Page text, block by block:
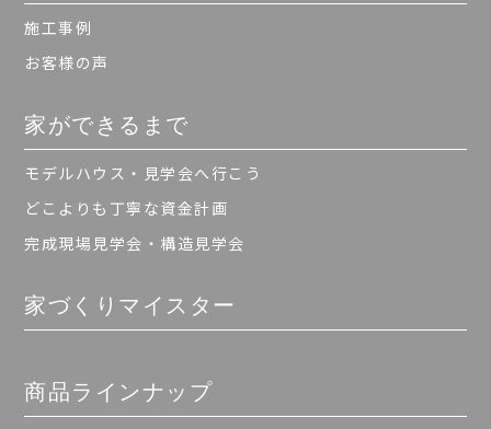
施工事例
お客様の声
家ができるまで
モデルハウス・見学会へ行こう
どこよりも丁寧な資金計画
完成現場見学会・構造見学会
家づくりマイスター
商品ラインナップ